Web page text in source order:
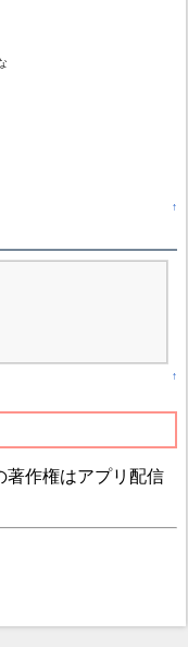
↑
↑
著作権はアプリ配信